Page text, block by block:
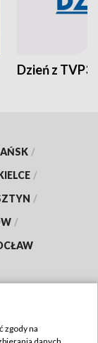
Dzień z TVP3
/
/
/
/
zgody na